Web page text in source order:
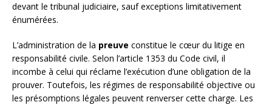
devant le tribunal judiciaire, sauf exceptions limitativement
énumérées.
L’administration de la preuve constitue le cœur du litige en
responsabilité civile. Selon l’article 1353 du Code civil, il
incombe à celui qui réclame l’exécution d’une obligation de la
prouver. Toutefois, les régimes de responsabilité objective ou
les présomptions légales peuvent renverser cette charge. Les